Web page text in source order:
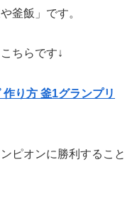
釜飯」です。
ちらです↓
作り方 釜1グランプリ
ピオンに勝利すること